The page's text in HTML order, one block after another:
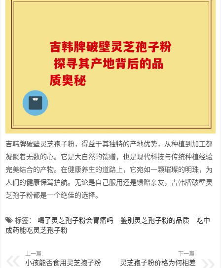
吉韩牌破壁灵芝孢子粉，得益于其独特的产地优势，从种植到加工都
凝聚着无数的心。它是大自然的馈赠，也是现代科技与传统种植经验
完美结合的产物。在健康养生的道路上，它宛如一颗璀璨的明珠，为
人们的健康保驾护航。无论是自己服用还是馈赠亲友，吉韩牌破壁灵
芝孢子粉都是一个绝佳的选择。
标签： 喝了灵芝孢子粉会胃痛吗 鉴别灵芝孢子粉的品质
吃中
成药能吃灵芝孢子粉
上一篇:
小孩能否食用灵芝孢子粉
下一篇:
灵芝孢子粉价格为何相差